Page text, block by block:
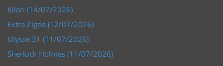
Kilari (14/07/2026)
Extra Zigda (12/07/2026)
Ulysse 31 (11/07/2026)
Sherlock Holmes (11/07/2026)